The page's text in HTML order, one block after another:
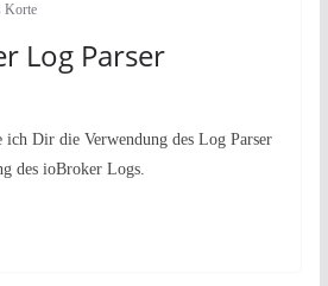
Korte
Log Parser
Dir die Verwendung des Log Parser
des ioBroker Logs.